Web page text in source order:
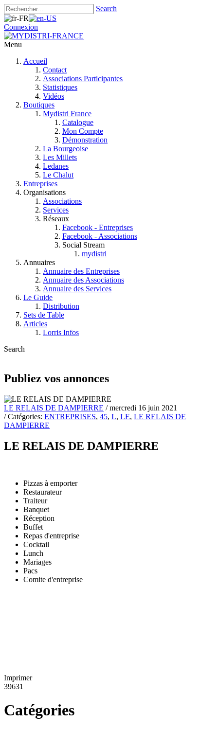
Search
Connexion
Menu
Accueil
Contact
Associations Participantes
Statistiques
Vidéos
Boutiques
Mydistri France
Catalogue
Mon Compte
Démonstration
La Bourgeoise
Les Millets
Ledanes
Le Chalut
Entreprises
Organisations
Associations
Services
Réseaux
Facebook - Entreprises
Facebook - Associations
Social Stream
mydistri
Annuaires
Annuaire des Entreprises
Annuaire des Associations
Annuaire des Services
Le Guide
Distribution
Sets de Table
Articles
Lorris Infos
Search
Publiez vos annonces
LE RELAIS DE DAMPIERRE / mercredi 16 juin 2021
/ Catégories: ENTREPRISES, 45, L, LE, LE RELAIS DE
DAMPIERRE
LE RELAIS DE DAMPIERRE
Pizzas à emporter
Restaurateur
Traiteur
Banquet
Réception
Buffet
Repas d'entreprise
Cocktail
Lunch
Mariages
Pacs
Comite d'entreprise
Imprimer
39631
Catégories